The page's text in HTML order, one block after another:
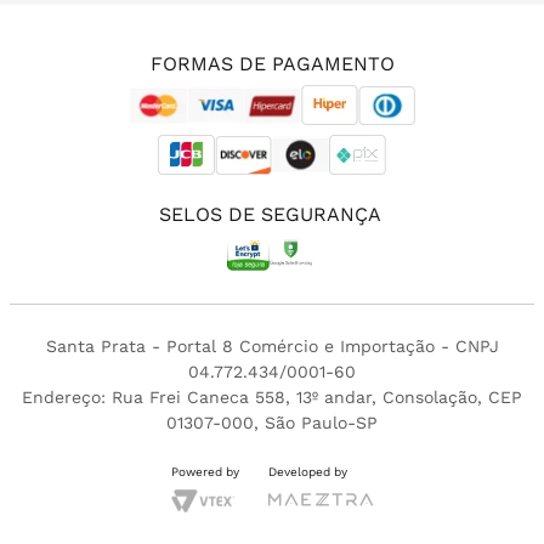
FORMAS DE PAGAMENTO
SELOS DE SEGURANÇA
Santa Prata - Portal 8 Comércio e Importação - CNPJ
04.772.434/0001-60
Endereço: Rua Frei Caneca 558, 13º andar, Consolação, CEP
01307-000, São Paulo-SP
Powered by Developed by